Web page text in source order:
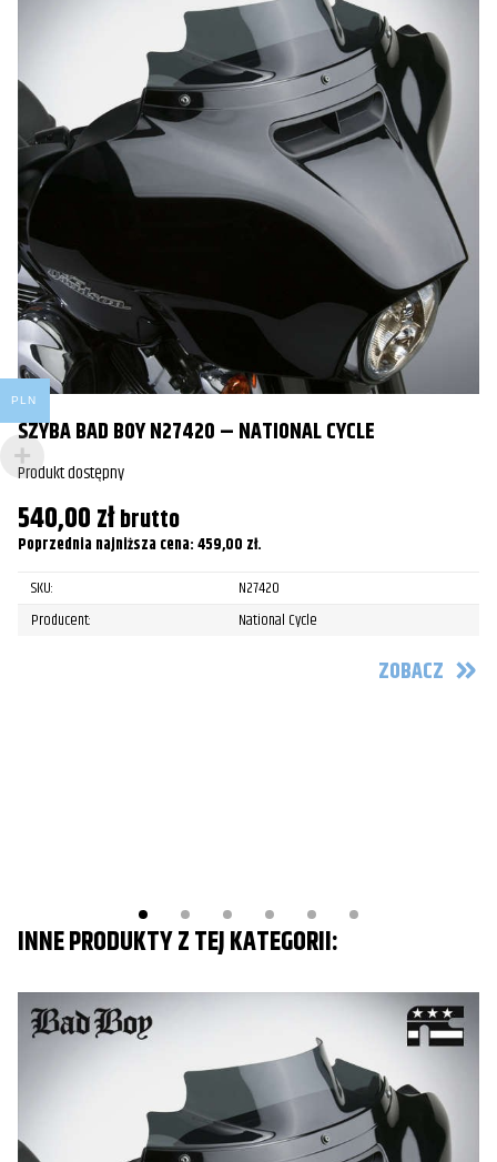
SZYBA BAD BOY N27420 – NATIONAL CYCLE
Produkt dostępny
540,00złbrutto
Poprzednia najniższa cena:459,00 zł.
SKU:
N27420
Producent:
National Cycle
ZOBACZ
INNE PRODUKTY Z TEJ KATEGORII:
PLN